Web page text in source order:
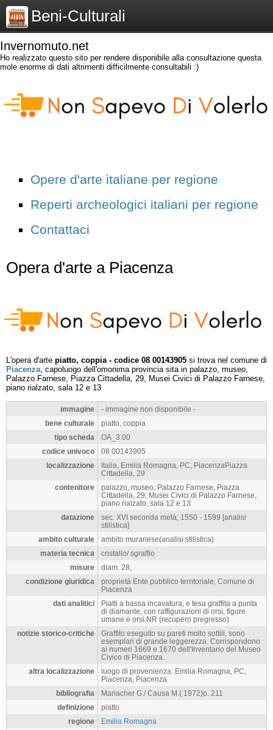
Beni-Culturali
Invernomuto.net
Ho realizzato questo sito per rendere disponibile alla consultazione questa
mole enorme di dati altrimenti difficilmente consultabili :)
Opere d'arte italiane per regione
Reperti archeologici italiani per regione
Contattaci
Opera d'arte a Piacenza
L'opera d'arte piatto, coppia - codice 08 00143905 si trova nel comune di
Piacenza, capoluogo dell'omonima provincia sita in palazzo, museo,
Palazzo Farnese, Piazza Cittadella, 29, Musei Civici di Palazzo Farnese,
piano rialzato, sala 12 e 13
immagine
- immagine non disponibile -
bene culturale
piatto, coppia
tipo scheda
OA_3.00
codice univoco
08 00143905
localizzazione
Italia, Emilia Romagna, PC, PiacenzaPiazza
Cittadella, 29
contenitore
palazzo, museo, Palazzo Farnese, Piazza
Cittadella, 29, Musei Civici di Palazzo Farnese,
piano rialzato, sala 12 e 13
datazione
sec. XVI seconda metà; 1550 - 1599 [analisi
stilistica]
ambito culturale
ambito muranese(analisi stilistica)
materia tecnica
cristallo/ sgraffio
misure
diam. 28,
condizione giuridica
proprietà Ente pubblico territoriale, Comune di
Piacenza
dati analitici
Piatti a bassa incavatura, e tesa graffita a punta
di diamante, con raffigurazioni di orsi, figure
umane e orsi.NR (recupero pregresso)
notizie storico-critiche
Graffito eseguito su pareti molto sottili, sono
esemplari di grande leggerezza. Corrispondono
ai numeri 1669 e 1670 dell'Inventario del Museo
Civico di Piacenza.
altra localizzazione
luogo di provenienza: Emilia Romagna, PC,
Piacenza, Piacenza
bibliografia
Mariacher G./ Causa M.( 1972)p. 211
definizione
piatto
regione
Emilia Romagna